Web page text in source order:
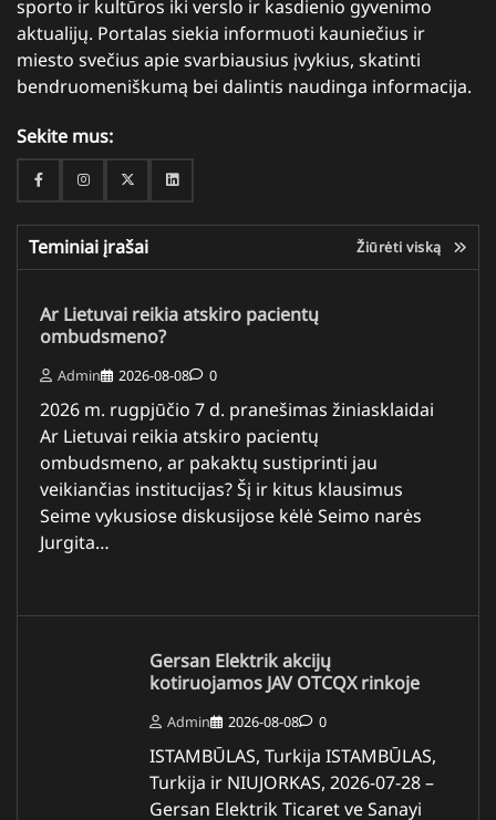
sporto ir kultūros iki verslo ir kasdienio gyvenimo
aktualijų. Portalas siekia informuoti kauniečius ir
miesto svečius apie svarbiausius įvykius, skatinti
bendruomeniškumą bei dalintis naudinga informacija.
Sekite mus:
FacebookInstagramTwitterLinkedin
Teminiai įrašai Žiūrėti viską
Ar Lietuvai reikia atskiro pacientų
ombudsmeno?
Admin 2026-08-08 0
2026 m. rugpjūčio 7 d. pranešimas žiniasklaidai
Ar Lietuvai reikia atskiro pacientų
ombudsmeno, ar pakaktų sustiprinti jau
veikiančias institucijas? Šį ir kitus klausimus
Seime vykusiose diskusijose kėlė Seimo narės
Jurgita…
Gersan Elektrik akcijų
kotiruojamos JAV OTCQX rinkoje
Admin 2026-08-08 0
ISTAMBŪLAS, Turkija ISTAMBŪLAS,
Turkija ir NIUJORKAS, 2026-07-28 –
Gersan Elektrik Ticaret ve Sanayi